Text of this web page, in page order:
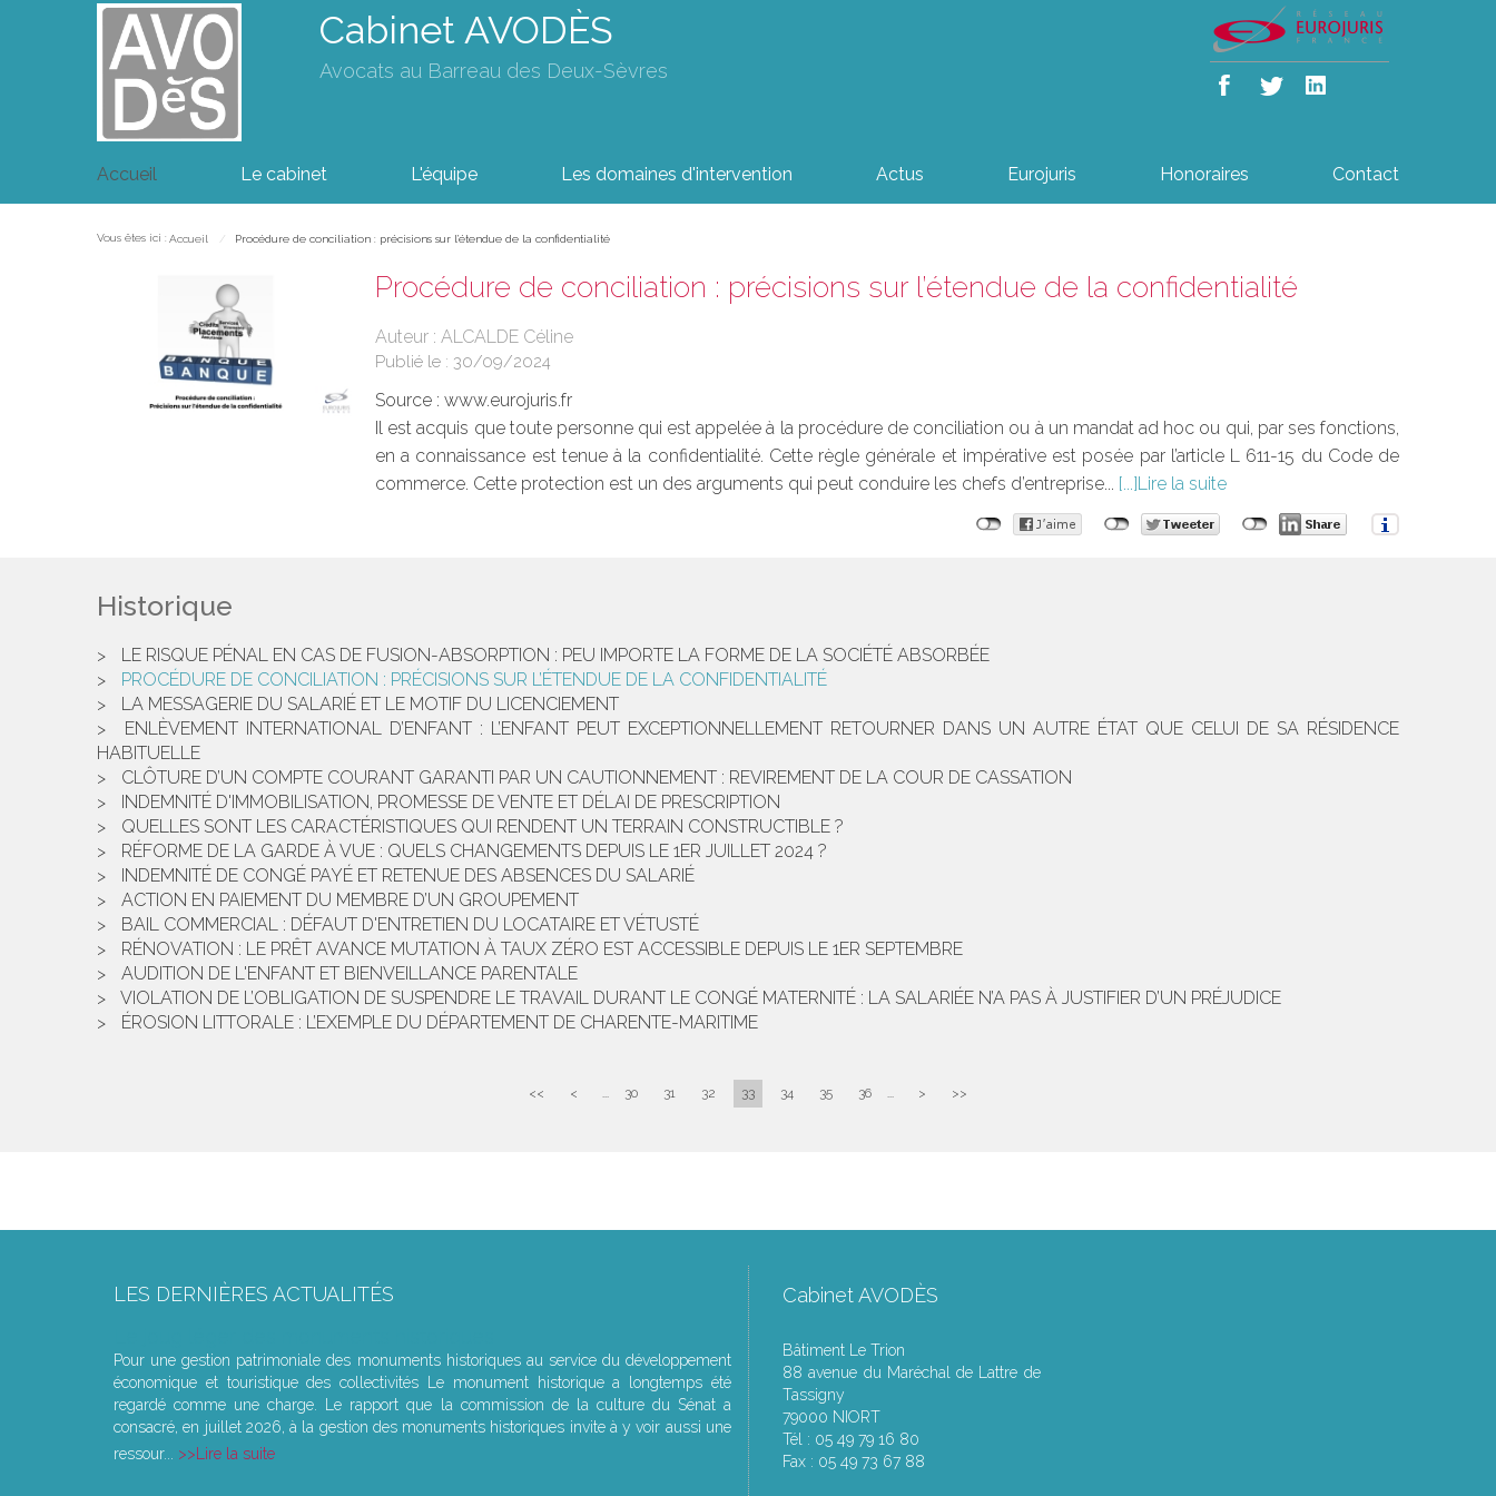
Cabinet AVODÈS
Avocats au Barreau des Deux-Sèvres
Accueil Le cabinet L'équipe Les domaines d'intervention Actus Eurojuris Honoraires Contact
Vous êtes ici : Accueil Procédure de conciliation : précisions sur l’étendue de la confidentialité
Procédure de conciliation : précisions sur l’étendue de la confidentialité
Auteur : ALCALDE Céline
Publié le : 30/09/2024
Source : www.eurojuris.fr
Il est acquis que toute personne qui est appelée à la procédure de conciliation ou à un mandat ad hoc ou qui, par ses fonctions,
en a connaissance est tenue à la confidentialité. Cette règle générale et impérative est posée par l’article L 611-15 du Code de
commerce. Cette protection est un des arguments qui peut conduire les chefs d’entreprise...
Lire la suite
Historique
LE RISQUE PÉNAL EN CAS DE FUSION-ABSORPTION : PEU IMPORTE LA FORME DE LA SOCIÉTÉ ABSORBÉE
PROCÉDURE DE CONCILIATION : PRÉCISIONS SUR L’ÉTENDUE DE LA CONFIDENTIALITÉ
LA MESSAGERIE DU SALARIÉ ET LE MOTIF DU LICENCIEMENT
ENLÈVEMENT INTERNATIONAL D’ENFANT : L’ENFANT PEUT EXCEPTIONNELLEMENT RETOURNER DANS UN AUTRE ÉTAT QUE CELUI DE SA RÉSIDENCE
HABITUELLE
CLÔTURE D’UN COMPTE COURANT GARANTI PAR UN CAUTIONNEMENT : REVIREMENT DE LA COUR DE CASSATION
INDEMNITÉ D'IMMOBILISATION, PROMESSE DE VENTE ET DÉLAI DE PRESCRIPTION
QUELLES SONT LES CARACTÉRISTIQUES QUI RENDENT UN TERRAIN CONSTRUCTIBLE ?
RÉFORME DE LA GARDE À VUE : QUELS CHANGEMENTS DEPUIS LE 1ER JUILLET 2024 ?
INDEMNITÉ DE CONGÉ PAYÉ ET RETENUE DES ABSENCES DU SALARIÉ
ACTION EN PAIEMENT DU MEMBRE D’UN GROUPEMENT
BAIL COMMERCIAL : DÉFAUT D'ENTRETIEN DU LOCATAIRE ET VÉTUSTÉ
RÉNOVATION : LE PRÊT AVANCE MUTATION À TAUX ZÉRO EST ACCESSIBLE DEPUIS LE 1ER SEPTEMBRE
AUDITION DE L'ENFANT ET BIENVEILLANCE PARENTALE
VIOLATION DE L’OBLIGATION DE SUSPENDRE LE TRAVAIL DURANT LE CONGÉ MATERNITÉ : LA SALARIÉE N’A PAS À JUSTIFIER D’UN PRÉJUDICE
ÉROSION LITTORALE : L’EXEMPLE DU DÉPARTEMENT DE CHARENTE-MARITIME
<< < ... 30 31 32 33 34 35 36 ... > >>
LES DERNIÈRES ACTUALITÉS
Pour une gestion patrimoniale des monuments historiques au service du développement
économique et touristique des collectivités Le monument historique a longtemps été
regardé comme une charge. Le rapport que la commission de la culture du Sénat a
consacré, en juillet 2026, à la gestion des monuments historiques invite à y voir aussi une
ressour...
Lire la suite
Cabinet AVODÈS
Bâtiment Le Trion
88 avenue du Maréchal de Lattre de
Tassigny
79000 NIORT
Tél : 05 49 79 16 80
Fax : 05 49 73 67 88